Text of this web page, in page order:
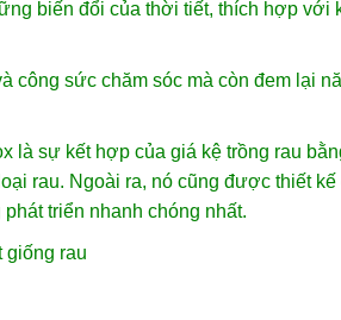
biến đổi của thời tiết, thích hợp với
công sức chăm sóc mà còn đem lại
là sự kết hợp của giá kệ trồng rau
rau. Ngoài ra, nó cũng được thiết kế
triển nhanh chóng nhất.